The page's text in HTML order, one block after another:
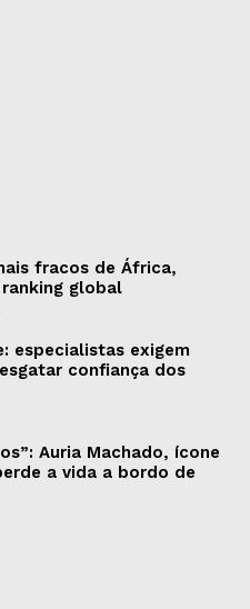
fracos de África,
global
especialistas exigem
confiança dos
Auria Machado, ícone
a vida a bordo de